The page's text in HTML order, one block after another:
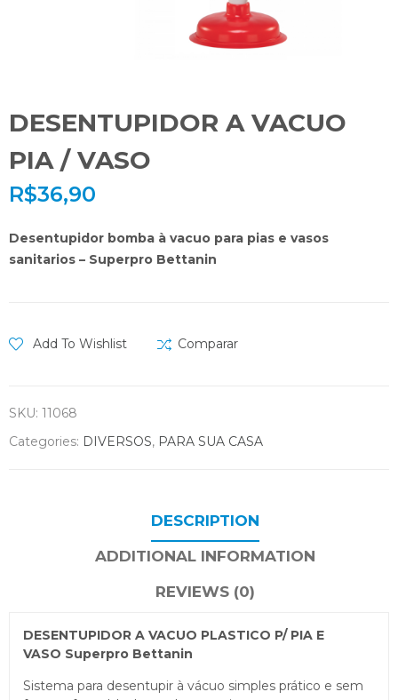
DESENTUPIDOR A VACUO
PIA / VASO
R$36,90
Desentupidor bomba à vacuo para pias e vasos
sanitarios – Superpro Bettanin
Add To Wishlist Comparar
SKU: 11068
Categories: DIVERSOS, PARA SUA CASA
DESCRIPTION
ADDITIONAL INFORMATION
REVIEWS (0)
DESENTUPIDOR A VACUO PLASTICO P/ PIA E
VASO Superpro Bettanin
Sistema para desentupir à vácuo simples prático e sem